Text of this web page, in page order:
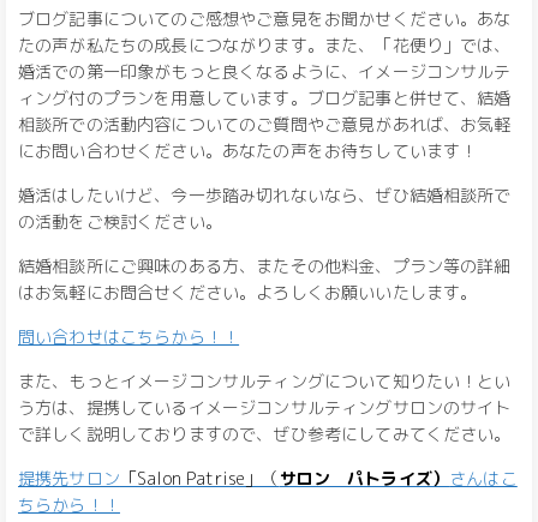
ブログ記事についてのご感想やご意見をお聞かせください。あな
たの声が私たちの成長につながります。また、「花便り」では、
婚活での第一印象がもっと良くなるように、イメージコンサルテ
ィング付のプランを用意しています。ブログ記事と併せて、結婚
相談所での活動内容についてのご質問やご意見があれば、お気軽
にお問い合わせください。あなたの声をお待ちしています！
婚活はしたいけど、今一歩踏み切れないなら、ぜひ結婚相談所で
の活動をご検討ください。
結婚相談所にご興味のある方、またその他料金、プラン等の詳細
はお気軽にお問合せください。よろしくお願いいたします。
問い合わせはこちらから！！
また、もっとイメージコンサルティングについて知りたい！とい
う方は、提携しているイメージコンサルティングサロンのサイト
で詳しく説明しておりますので、ぜひ参考にしてみてください。
提携先サロン 「Salon Patrise」（ サロン パトライズ） さんはこ
ちらから！！